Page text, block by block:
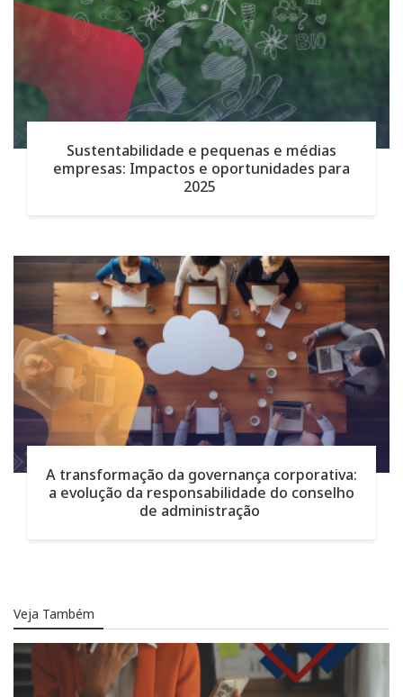
Sustentabilidade e pequenas e médias
empresas: Impactos e oportunidades para
2025
A transformação da governança corporativa:
a evolução da responsabilidade do conselho
de administração
Veja Também